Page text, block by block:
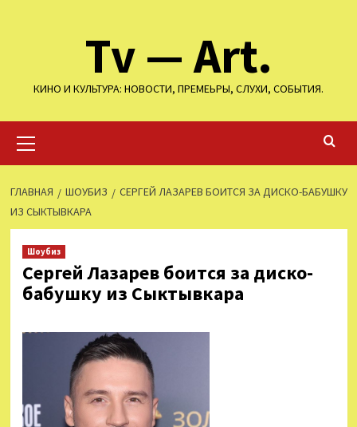
Tv — Art.
КИНО И КУЛЬТУРА: НОВОСТИ, ПРЕМЕЬРЫ, СЛУХИ, СОБЫТИЯ.
меню
ГЛАВНАЯ ШОУБИЗ
СЕРГЕЙ ЛАЗАРЕВ БОИТСЯ ЗА ДИСКО-БАБУШКУ
ИЗ СЫКТЫВКАРА
Шоубиз
Сергей Лазарев боится за диско-
бабушку из Сыктывкара